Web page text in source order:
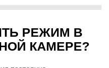
РЕЖИМ В
КАМЕРЕ?